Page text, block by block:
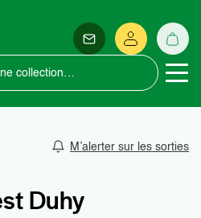
M’alerter sur les sorties
Duhy